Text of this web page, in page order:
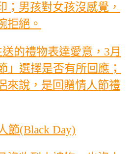
；男孩對女孩沒感覺，
拒絕。
的禮物表達愛意，3月
」選擇是否有所回應；
來說，是回贈情人節禮
節(Black Day)